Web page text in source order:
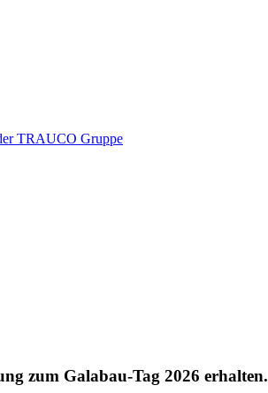
TRAUCO Gruppe
zum Galabau-Tag 2026 erhalten.